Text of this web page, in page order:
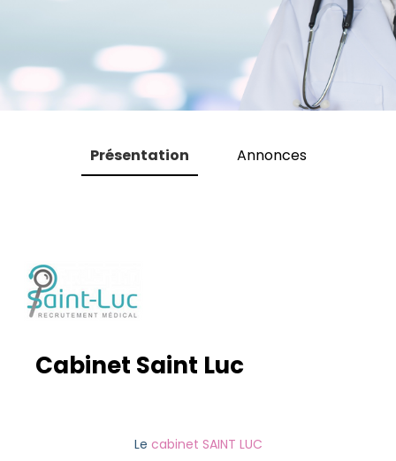
Présentation Annonces
Cabinet Saint Luc
Le cabinet SAINT LUC